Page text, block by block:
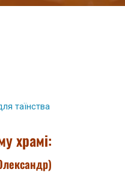
таїнства
храмі: